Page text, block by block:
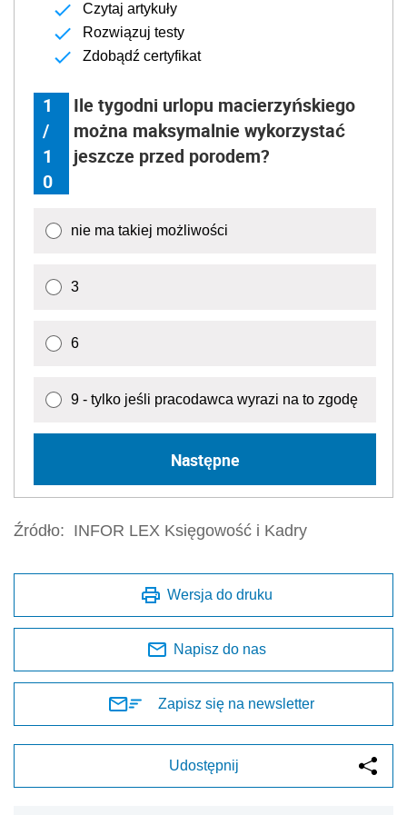
Czytaj artykuły
Rozwiązuj testy
Zdobądź certyfikat
1
/
1
0
Ile tygodni urlopu macierzyńskiego
można maksymalnie wykorzystać
jeszcze przed porodem?
nie ma takiej możliwości
3
6
9 - tylko jeśli pracodawca wyrazi na to zgodę
Następne
Źródło: INFOR LEX Księgowość i Kadry
Wersja do druku
Napisz do nas
Zapisz się na newsletter
Udostępnij